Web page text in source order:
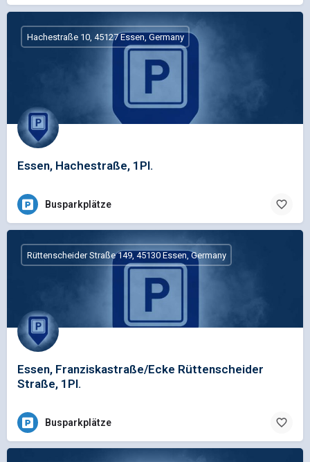
Essen, Hachestraße, 1Pl.
Hachestraße 10, 45127 Essen, Germany
Busparkplätze
Essen, Franziskastraße/Ecke Rüttenscheider
Straße, 1Pl.
Rüttenscheider Straße 149, 45130 Essen, Germany
Busparkplätze